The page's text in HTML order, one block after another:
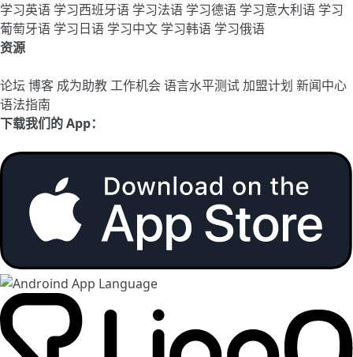
学习英语 学习西班牙语 学习法语 学习德语 学习意大利语 学习
葡萄牙语 学习日语 学习中文 学习韩语 学习俄语
资源
论坛 博客 成为助教工作机会语言水平测试加盟计划 新闻中心
语法指南
下载我们的 App：